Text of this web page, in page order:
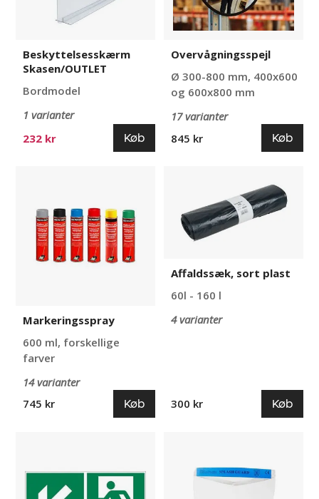
Beskyttelsesskærm
Skasen/OUTLET
Bordmodel
1 varianter
232 kr
Køb
Overvågningsspejl
Ø 300-800 mm, 400x600
og 600x800 mm
17 varianter
845 kr
Køb
Markeringsspray
600 ml, forskellige
farver
14 varianter
745 kr
Køb
Affaldssæk, sort plast
60l - 160 l
4 varianter
300 kr Køb